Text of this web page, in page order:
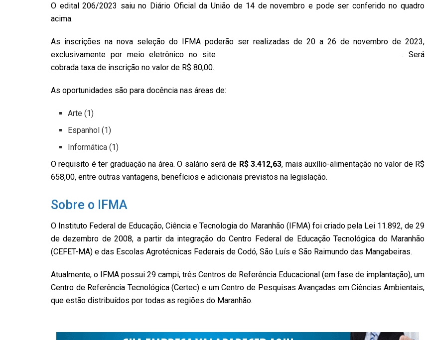
O edital 206/2023 saiu no Diário Oficial da União de 14 de novembro e pode ser conferido no quadro
acima.
As inscrições na nova seleção do IFMA poderão ser realizadas de 20 a 26 de novembro de 2023,
exclusivamente por meio eletrônico no site
. Será
cobrada taxa de inscrição no valor de R$ 80,00.
As oportunidades são para docência nas áreas de:
Arte (1)
Espanhol (1)
Informática (1)
O requisito é ter graduação na área. O salário será de R$ 3.412,63, mais auxílio-alimentação no valor de R$
658,00, entre outras vantagens, benefícios e adicionais previstos na legislação.
Sobre o IFMA
O Instituto Federal de Educação, Ciência e Tecnologia do Maranhão (IFMA) foi criado pela Lei 11.892, de 29
de dezembro de 2008, a partir da integração do Centro Federal de Educação Tecnológica do Maranhão
(CEFET-MA) e das Escolas Agrotécnicas Federais de Codó, São Luís e São Raimundo das Mangabeiras.
Atualmente, o IFMA possui 29 campi, três Centros de Referência Educacional (em fase de implantação), um
Centro de Referência Tecnológica (Certec) e um Centro de Pesquisas Avançadas em Ciências Ambientais,
que estão distribuídos por todas as regiões do Maranhão.